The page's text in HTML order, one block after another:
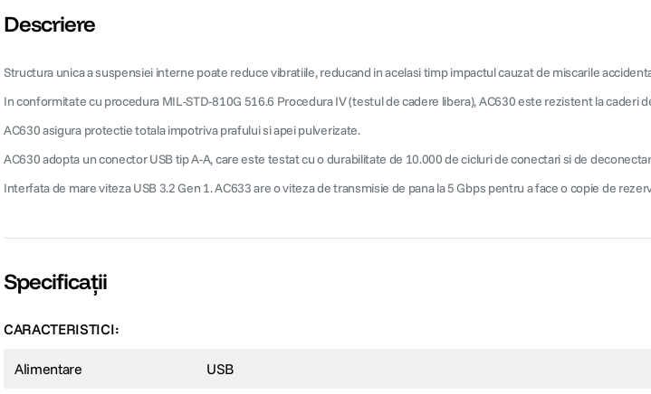
Descriere
Structura unica a suspensiei interne poate reduce vibratiile, reducand in acelasi timp impactul cauzat de miscarile
In conformitate cu procedura MIL-STD-810G 516.6 Procedura IV (testul de cadere libera), AC630 este rezistent la caderi
AC630 asigura protectie totala impotriva prafului si apei pulverizate.
AC630 adopta un conector USB tip A-A, care este testat cu o durabilitate de 10.000 de cicluri de conectari si de
Interfata de mare viteza USB 3.2 Gen 1. AC633 are o viteza de transmisie de pana la 5 Gbps pentru a face o copie de
Specificații
CARACTERISTICI:
Alimentare USB